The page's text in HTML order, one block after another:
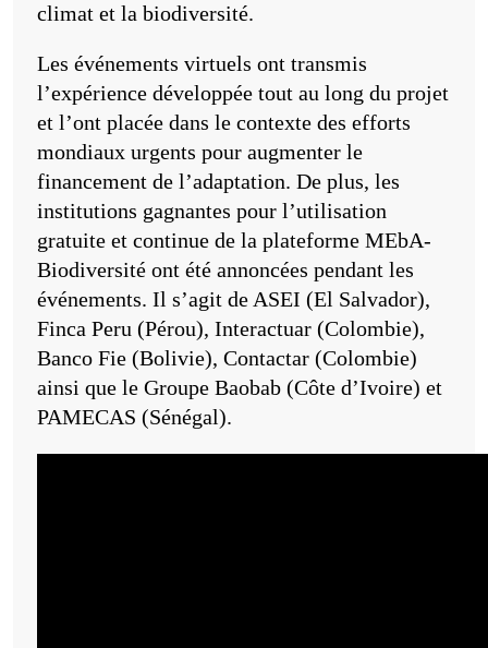
climat et la biodiversité.
Les événements virtuels ont transmis
l’expérience développée tout au long du projet
et l’ont placée dans le contexte des efforts
mondiaux urgents pour augmenter le
financement de l’adaptation. De plus, les
institutions gagnantes pour l’utilisation
gratuite et continue de la plateforme MEbA-
Biodiversité ont été annoncées pendant les
événements. Il s’agit de ASEI (El Salvador),
Finca Peru (Pérou), Interactuar (Colombie),
Banco Fie (Bolivie), Contactar (Colombie)
ainsi que le Groupe Baobab (Côte d’Ivoire) et
PAMECAS (Sénégal).